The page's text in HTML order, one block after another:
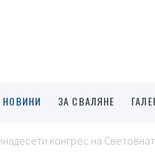
НОВИНИ ЗА СВАЛЯНЕ
конгрес на